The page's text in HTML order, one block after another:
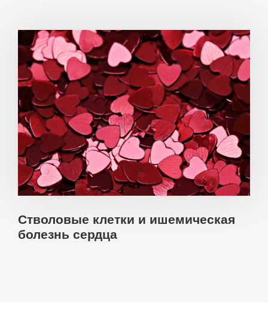
Стволовые клетки и ишемическая
болезнь сердца